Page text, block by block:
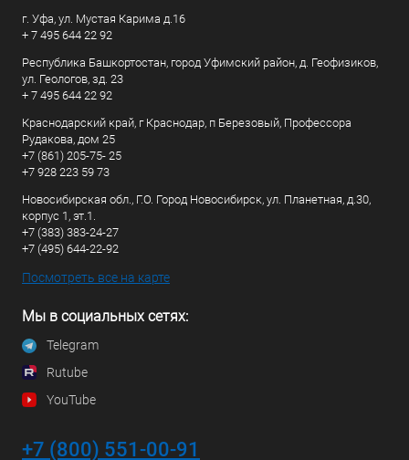
г. Уфа, ул. Мустая Карима д.16
+ 7 495 644 22 92
Республика Башкортостан, город Уфимский район, д. Геофизиков,
ул. Геологов, зд. 23
+ 7 495 644 22 92
Краснодарский край, г Краснодар, п Березовый, Профессора
Рудакова, дом 25
+7 (861) 205-75- 25
+7 928 223 59 73
Новосибирская обл., Г.О. Город Новосибирск, ул. Планетная, д.30,
корпус 1, эт.1.
+7 (383) 383-24-27
+7 (495) 644-22-92
Посмотреть все на карте
Мы в социальных сетях:
Telegram
Rutube
YouTube
+7 (800) 551-00-91